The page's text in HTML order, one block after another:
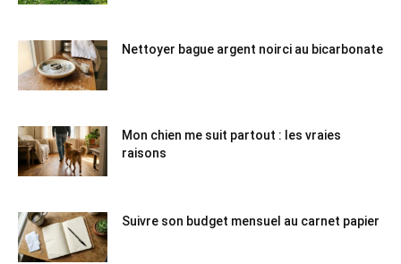
Nettoyer bague argent noirci au bicarbonate
Mon chien me suit partout : les vraies
raisons
Suivre son budget mensuel au carnet papier